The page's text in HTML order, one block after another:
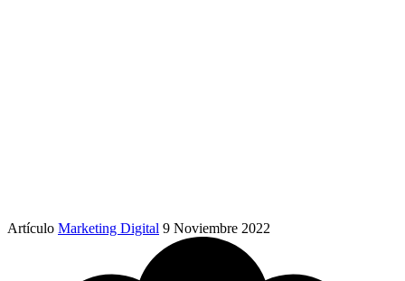
Artículo Marketing Digital 9 Noviembre 2022